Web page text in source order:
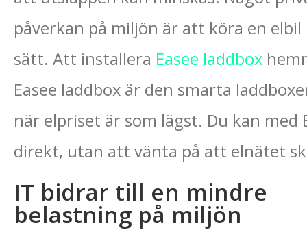
påverkan på miljön är att köra en
sätt. Att installera Easee laddbox
Easee laddbox är den smarta
när elpriset är som lägst. Du kan med
direkt, utan att vänta på att elnätet
IT bidrar till en mindre
belastning på miljön